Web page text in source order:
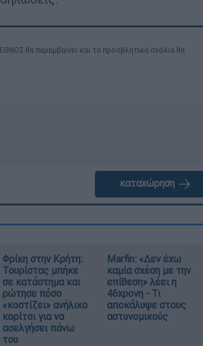
θα παρεμβαίνει και τα προσβλητικά σχόλια θα
καταχώρηση
Φρίκη στην Κρήτη:
Τουρίστας μπήκε
σε κατάστημα και
ρώτησε πόσο
«κοστίζει» ανήλικο
κορίτσι για να
ασελγήσει πάνω
του
Marfin: «Δεν έχω
καμία σχέση με την
επίθεση» λέει η
46χρονη - Τι
αποκάλυψε στους
αστυνομικούς